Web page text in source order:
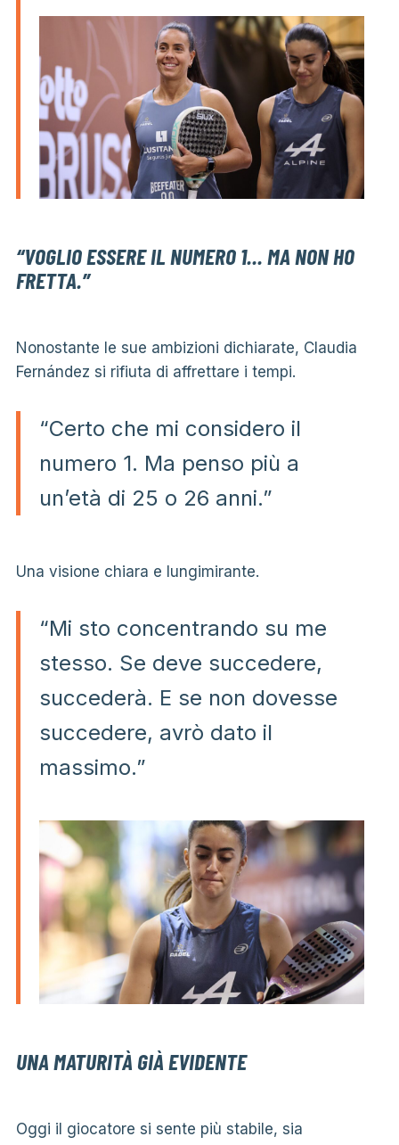
“VOGLIO ESSERE IL NUMERO 1… MA NON HO
FRETTA.”
Nonostante le sue ambizioni dichiarate, Claudia
Fernández si rifiuta di affrettare i tempi.
“Certo che mi considero il
numero 1. Ma penso più a
un’età di 25 o 26 anni.”
Una visione chiara e lungimirante.
“Mi sto concentrando su me
stesso. Se deve succedere,
succederà. E se non dovesse
succedere, avrò dato il
massimo.”
UNA MATURITÀ GIÀ EVIDENTE
Oggi il giocatore si sente più stabile, sia